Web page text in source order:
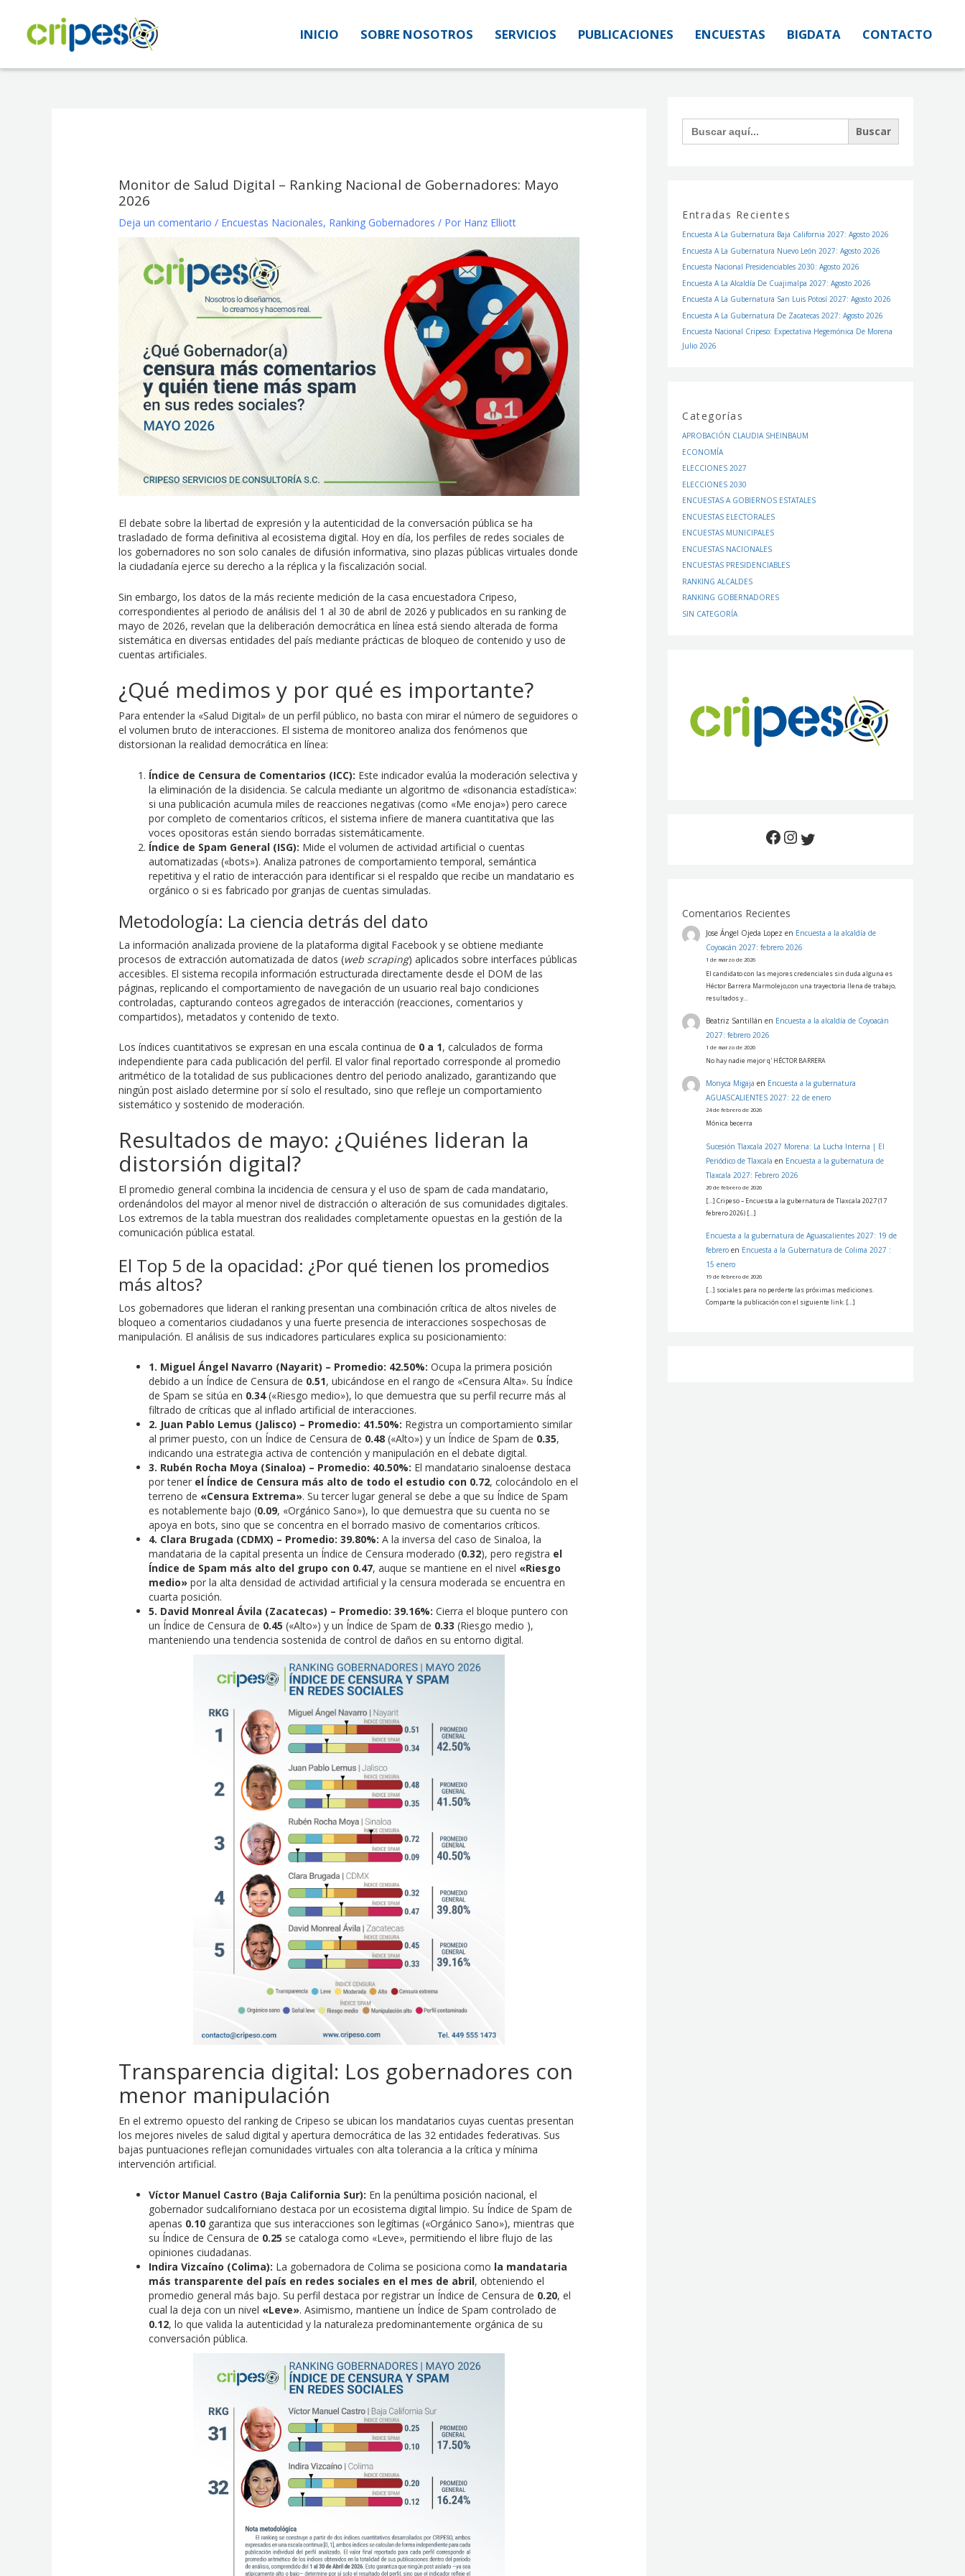
INICIO SOBRE NOSOTROS SERVICIOS PUBLICACIONES ENCUESTAS BIGDATA CONTACTO
INICIO SOBRE NOSOTROS SERVICIOS PUBLICACIONES ENCUESTAS BIGDATA CONTACTO
contenido
Monitor de Salud Digital – Ranking Nacional de Gobernadores: Mayo
2026
Deja un comentario / Encuestas Nacionales, Ranking Gobernadores / Por Hanz Elliott
El debate sobre la libertad de expresión y la autenticidad de la conversación pública se ha
trasladado de forma definitiva al ecosistema digital. Hoy en día, los perfiles de redes sociales de
los gobernadores no son solo canales de difusión informativa, sino plazas públicas virtuales donde
la ciudadanía ejerce su derecho a la réplica y la fiscalización social.
Sin embargo, los datos de la más reciente medición de la casa encuestadora Cripeso,
correspondientes al periodo de análisis del 1 al 30 de abril de 2026 y publicados en su ranking de
mayo de 2026, revelan que la deliberación democrática en línea está siendo alterada de forma
sistemática en diversas entidades del país mediante prácticas de bloqueo de contenido y uso de
cuentas artificiales.
¿Qué medimos y por qué es importante?
Para entender la «Salud Digital» de un perfil público, no basta con mirar el número de seguidores o
el volumen bruto de interacciones. El sistema de monitoreo analiza dos fenómenos que
distorsionan la realidad democrática en línea:
Índice de Censura de Comentarios (ICC): Este indicador evalúa la moderación selectiva y
la eliminación de la disidencia. Se calcula mediante un algoritmo de «disonancia estadística»:
si una publicación acumula miles de reacciones negativas (como «Me enoja») pero carece
por completo de comentarios críticos, el sistema infiere de manera cuantitativa que las
voces opositoras están siendo borradas sistemáticamente.
Índice de Spam General (ISG): Mide el volumen de actividad artificial o cuentas
automatizadas («bots»). Analiza patrones de comportamiento temporal, semántica
repetitiva y el ratio de interacción para identificar si el respaldo que recibe un mandatario es
orgánico o si es fabricado por granjas de cuentas simuladas.
Metodología: La ciencia detrás del dato
La información analizada proviene de la plataforma digital Facebook y se obtiene mediante
procesos de extracción automatizada de datos (web scraping) aplicados sobre interfaces públicas
accesibles. El sistema recopila información estructurada directamente desde el DOM de las
páginas, replicando el comportamiento de navegación de un usuario real bajo condiciones
controladas, capturando conteos agregados de interacción (reacciones, comentarios y
compartidos), metadatos y contenido de texto.
Los índices cuantitativos se expresan en una escala continua de 0 a 1, calculados de forma
independiente para cada publicación del perfil. El valor final reportado corresponde al promedio
aritmético de la totalidad de sus publicaciones dentro del periodo analizado, garantizando que
ningún post aislado determine por sí solo el resultado, sino que refleje un comportamiento
sistemático y sostenido de moderación.
Resultados de mayo: ¿Quiénes lideran la
distorsión digital?
El promedio general combina la incidencia de censura y el uso de spam de cada mandatario,
ordenándolos del mayor al menor nivel de distracción o alteración de sus comunidades digitales.
Los extremos de la tabla muestran dos realidades completamente opuestas en la gestión de la
comunicación pública estatal.
El Top 5 de la opacidad: ¿Por qué tienen los promedios
más altos?
Los gobernadores que lideran el ranking presentan una combinación crítica de altos niveles de
bloqueo a comentarios ciudadanos y una fuerte presencia de interacciones sospechosas de
manipulación. El análisis de sus indicadores particulares explica su posicionamiento:
1. Miguel Ángel Navarro (Nayarit) – Promedio: 42.50%: Ocupa la primera posición
debido a un Índice de Censura de 0.51, ubicándose en el rango de «Censura Alta». Su Índice
de Spam se sitúa en 0.34(«Riesgo medio»), lo que demuestra que su perfil recurre más al
filtrado de críticas que al inflado artificial de interacciones.
2. Juan Pablo Lemus (Jalisco) – Promedio: 41.50%: Registra un comportamiento similar
al primer puesto, con un Índice de Censura de 0.48 («Alto») y un Índice de Spam de 0.35,
indicando una estrategia activa de contención y manipulación en el debate digital.
3. Rubén Rocha Moya (Sinaloa) – Promedio: 40.50%: El mandatario sinaloense destaca
por tener el Índice de Censura más alto de todo el estudio con 0.72, colocándolo en el
terreno de «Censura Extrema». Su tercer lugar general se debe a que su Índice de Spam
es notablemente bajo (0.09, «Orgánico Sano»), lo que demuestra que su cuenta no se
apoya en bots, sino que se concentra en el borrado masivo de comentarios críticos.
4. Clara Brugada (CDMX) – Promedio: 39.80%: A la inversa del caso de Sinaloa, la
mandataria de la capital presenta un Índice de Censura moderado (0.32), pero registra el
Índice de Spam más alto del grupo con 0.47, auque se mantiene en el nivel «Riesgo
medio» por la alta densidad de actividad artificial y la censura moderada se encuentra en
cuarta posición.
5. David Monreal Ávila (Zacatecas) – Promedio: 39.16%: Cierra el bloque puntero con
un Índice de Censura de 0.45 («Alto») y un Índice de Spam de 0.33 (Riesgo medio ),
manteniendo una tendencia sostenida de control de daños en su entorno digital.
Transparencia digital: Los gobernadores con
menor manipulación
En el extremo opuesto del ranking de Cripeso se ubican los mandatarios cuyas cuentas presentan
los mejores niveles de salud digital y apertura democrática de las 32 entidades federativas. Sus
bajas puntuaciones reflejan comunidades virtuales con alta tolerancia a la crítica y mínima
intervención artificial.
Víctor Manuel Castro (Baja California Sur): En la penúltima posición nacional, el
gobernador sudcaliforniano destaca por un ecosistema digital limpio. Su Índice de Spam de
apenas 0.10 garantiza que sus interacciones son legítimas («Orgánico Sano»), mientras que
su Índice de Censura de 0.25 se cataloga como «Leve», permitiendo el libre flujo de las
opiniones ciudadanas.
Indira Vizcaíno (Colima): La gobernadora de Colima se posiciona como la mandataria
más transparente del país en redes sociales en el mes de abril, obteniendo el
promedio general más bajo. Su perfil destaca por registrar un Índice de Censura de 0.20, el
cual la deja con un nivel «Leve». Asimismo, mantiene un Índice de Spam controlado de
0.12, lo que valida la autenticidad y la naturaleza predominantemente orgánica de su
conversación pública.
Buscar:
Entradas Recientes
Encuesta A La Gubernatura Baja California 2027: Agosto 2026
Encuesta A La Gubernatura Nuevo León 2027: Agosto 2026
Encuesta Nacional Presidenciables 2030: Agosto 2026
Encuesta A La Alcaldía De Cuajimalpa 2027: Agosto 2026
Encuesta A La Gubernatura San Luis Potosí 2027: Agosto 2026
Encuesta A La Gubernatura De Zacatecas 2027: Agosto 2026
Encuesta Nacional Cripeso: Expectativa Hegemónica De Morena
Julio 2026
Categorías
APROBACIÓN CLAUDIA SHEINBAUM
ECONOMÍA
ELECCIONES 2027
ELECCIONES 2030
ENCUESTAS A GOBIERNOS ESTATALES
ENCUESTAS ELECTORALES
ENCUESTAS MUNICIPALES
ENCUESTAS NACIONALES
ENCUESTAS PRESIDENCIABLES
RANKING ALCALDES
RANKING GOBERNADORES
SIN CATEGORÍA
Comentarios Recientes
Jose Ángel Ojeda Lopez en Encuesta a la alcaldía de
Coyoacán 2027: febrero 2026
1 de marzo de 2026
El candidato con las mejores credenciales sin duda alguna es
Héctor Barrera Marmolejo,con una trayectoria llena de trabajo,
resultados y…
Beatriz Santillán en Encuesta a la alcaldía de Coyoacán
2027: febrero 2026
1 de marzo de 2026
No hay nadie mejor q' HÉCTOR BARRERA
Monyca Migaja en Encuesta a la gubernatura
AGUASCALIENTES 2027: 22 de enero
24 de febrero de 2026
Mónica becerra
Sucesión Tlaxcala 2027 Morena: La Lucha Interna | El
Periódico de Tlaxcala en Encuesta a la gubernatura de
Tlaxcala 2027: Febrero 2026
20 de febrero de 2026
[…] Cripeso – Encuesta a la gubernatura de Tlaxcala 2027 (17
febrero 2026) […]
Encuesta a la gubernatura de Aguascalientes 2027: 19 de
febreroen Encuesta a la Gubernatura de Colima 2027 :
15 enero
19 de febrero de 2026
[…] sociales para no perderte las próximas mediciones.
Comparte la publicación con el siguiente link: […]